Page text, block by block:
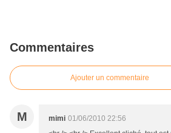
Commentaires
Ajouter un commentaire
M mimi 01/06/2010 22:56